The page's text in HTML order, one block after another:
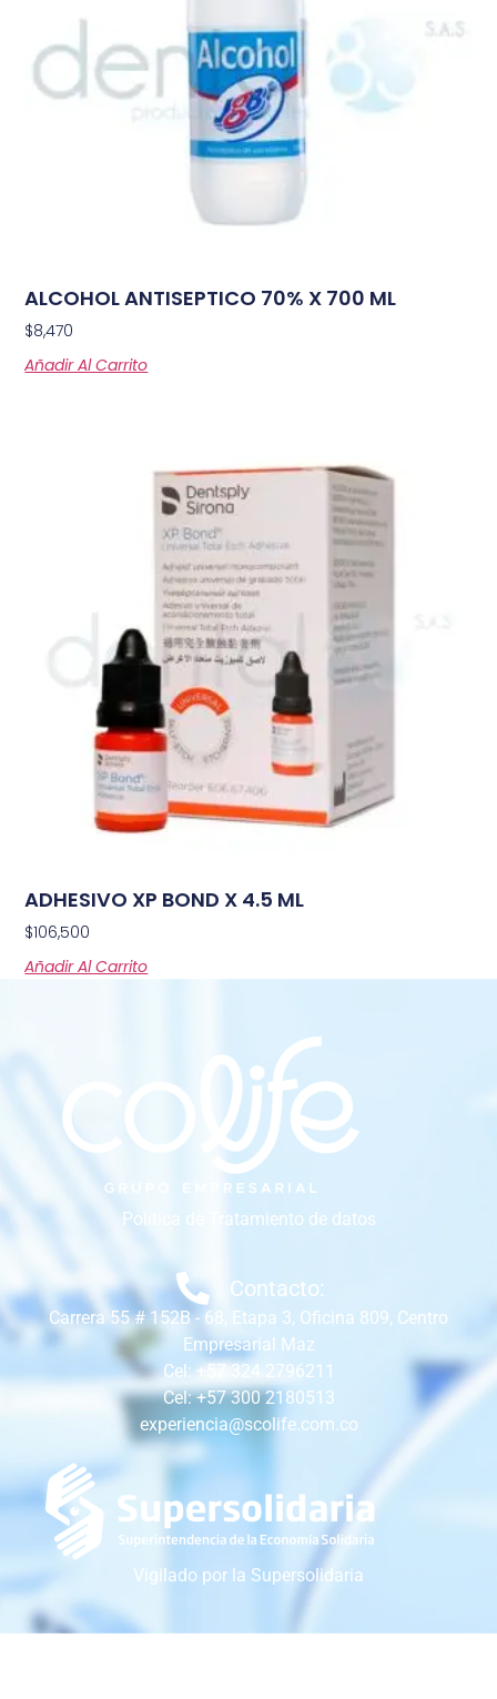
ALCOHOL ANTISEPTICO 70% X 700 ML
$8,470
Añadir Al Carrito
ADHESIVO XP BOND X 4.5 ML
$106,500
Añadir Al Carrito
Política de Tratamiento de datos
Contacto:
Carrera 55 # 152B - 68, Etapa 3, Oficina 809, Centro
Empresarial Maz
Cel: +57 324 2796211
Cel: +57 300 2180513
experiencia@scolife.com.co
Vigilado por la Supersolidaria